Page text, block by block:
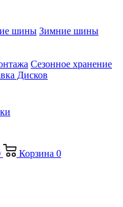
шины Зимние шины
Сезонное хранение
Дисков
Корзина 0